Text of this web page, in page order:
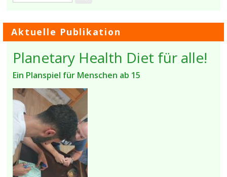
Aktuelle Publikation
Planetary Health Diet für alle!
Ein Planspiel für Menschen ab 15